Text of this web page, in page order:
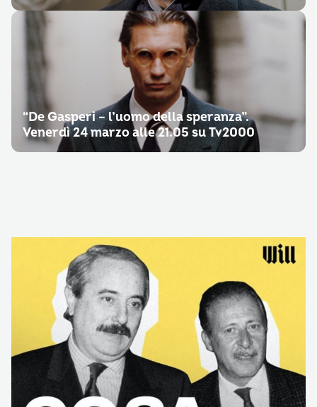
“De Gasperi – l’uomo della speranza”.
Venerdì 24 marzo alle 21.05 su Tv2000